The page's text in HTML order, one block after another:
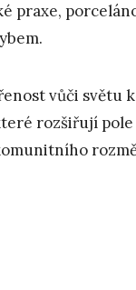
praxe,
vůči světu
rozšiřují pole